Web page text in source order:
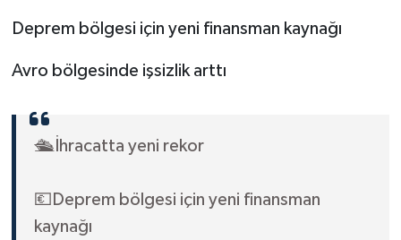
Deprem bölgesi için yeni finansman kaynağı
Avro bölgesinde işsizlik arttı
🛳️İhracatta yeni rekor
💶Deprem bölgesi için yeni finansman
kaynağı